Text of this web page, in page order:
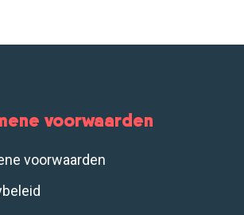
voorwaarden
voorwaarden